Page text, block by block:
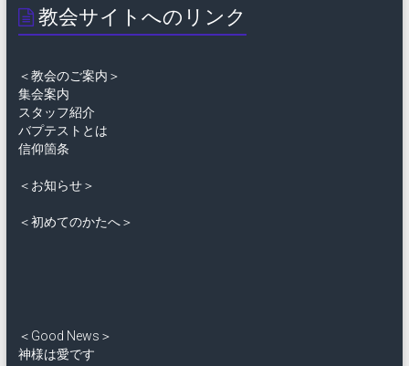
教会サイトへのリンク
＜教会のご案内＞
集会案内
スタッフ紹介
バプテストとは
信仰箇条
＜お知らせ＞
＜初めてのかたへ＞
＜Good News＞
神様は愛です